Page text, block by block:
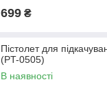
699 ₴
Пістолет для
(PT-0505)
В наявності